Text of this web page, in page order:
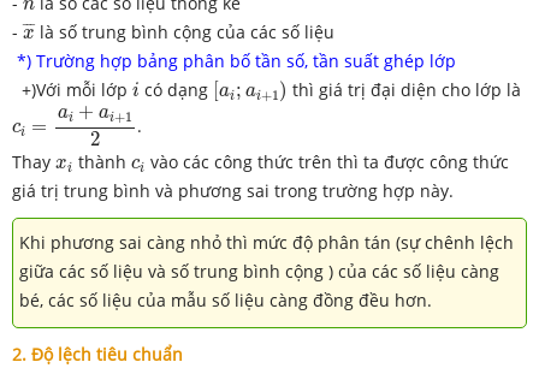
n
- ¯
¯¯
x
x¯là số trung bình cộng của các số liệu
*) Trường hợp bảng phân bố tần số, tần suất ghép lớp
+)Với mỗi lớp i
i có dạng ai; ai+1 )
[a ; ai 1) thì giá trị đại diện cho lớp là
ci =
ai + ai+1
2
=ai+ai+12
.
Thay xi
xi thành ci
ci vào các công thức trên thì ta được công thức
giá trị trung bình và phương sai trong trường hợp này.
Khi phương sai càng nhỏ thì mức độ phân tán (sự chênh lệch
giữa các số liệu và số trung bình cộng ) của các số liệu càng
bé, các số liệu của mẫu số liệu càng đồng đều hơn.
2. Độ lệch tiêu chuẩn